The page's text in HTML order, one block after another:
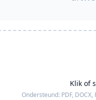
Klik of
Ondersteund: PDF, DOCX,